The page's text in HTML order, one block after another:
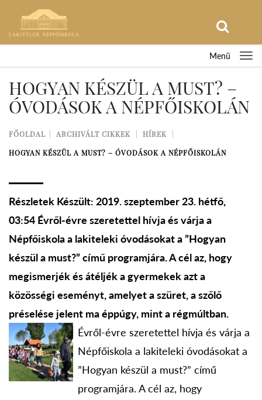
Menü
HOGYAN KÉSZÜL A MUST? –
ÓVODÁSOK A NÉPFŐISKOLÁN
FŐOLDAL ARCHIVÁLT CIKKEK
HÍREK
HOGYAN KÉSZÜL A MUST? – ÓVODÁSOK A NÉPFŐISKOLÁN
Részletek Készült: 2019. szeptember 23. hétfő,
03:54 Évről-évre szeretettel hívja és várja a
Népfőiskola a lakiteleki óvodásokat a ”Hogyan
készül a must?” című programjára. A cél az, hogy
megismerjék és átéljék a gyermekek azt a
közösségi eseményt, amelyet a szüret, a szőlő
préselése jelent ma éppúgy, mint a régmúltban.
Évről-évre szeretettel hívja és várja a
Népfőiskola a lakiteleki óvodásokat a
”Hogyan készül a must?” című
programjára. A cél az, hogy